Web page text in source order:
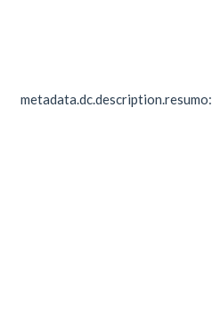
metadata.dc.description.resumo: